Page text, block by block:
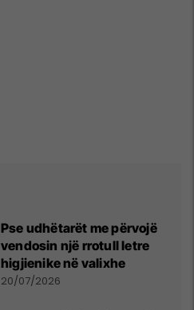
Pse udhëtarët me përvojë
vendosin një rrotull letre
higjienike në valixhe
20/07/2026